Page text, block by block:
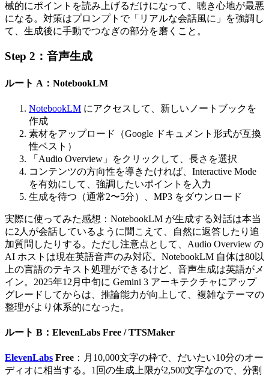
械的にポイントを読み上げるだけになって、聴き心地が最悪
になる。対策はプロンプトで「リアルな会話風に」を強調し
て、生成後に手動でつなぎの部分を磨くこと。
Step 2：音声生成
ルート A：NotebookLM
NotebookLM にアクセスして、新しいノートブックを
作成
素材をアップロード（Google ドキュメント形式が互換
性ベスト）
「Audio Overview」をクリックして、長さを選択
コンテンツの方向性を導きたければ、Interactive Mode
を有効にして、強調したいポイントを入力
生成を待つ（通常2〜5分）、MP3 をダウンロード
実際に使ってみた感想：NotebookLM が生成する対話は本当
に2人が会話しているように聞こえて、自然に返答したり追
加質問したりする。ただし注意点として、Audio Overview の
AI ホストは現在英語音声のみ対応。NotebookLM 自体は80以
上の言語のテキスト処理ができるけど、音声生成は英語がメ
イン。2025年12月中旬に Gemini 3 アーキテクチャにアップ
グレードしてからは、推論能力が向上して、複雑なテーマの
整理がより体系的になった。
ルート B：ElevenLabs Free / TTSMaker
ElevenLabs Free ：月10,000文字の枠で、だいたい10分のオー
ディオに相当する。1回の生成上限が2,500文字なので、分割